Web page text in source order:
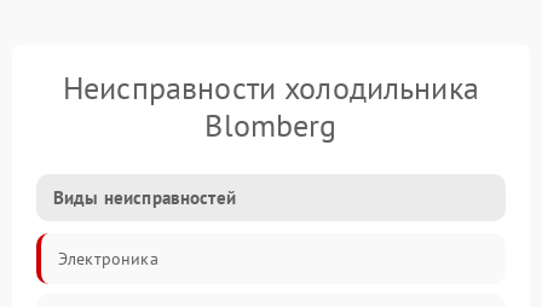
Неисправности холодильника
Blomberg
Виды неисправностей
Электроника